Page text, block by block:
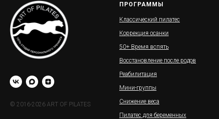
© 2016-2026 ART OF PILATES
ПРОГРАММЫ
Классический пилатес
Коррекция осанки
50+ Время вспять
Восстановление после родов
Реабилитация
Мини-группы
Снижение веса
Пилатес для беременных